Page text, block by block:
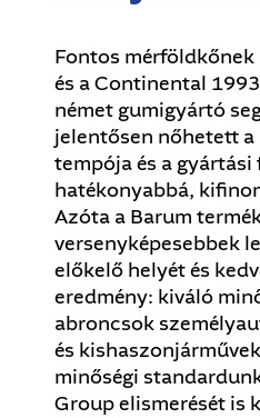
Fontos
és a Continental
német gumigyártó
jelentősen nőhetett a
tempója és a
hatékonyabbá,
Azóta a Barum
versenyképesebbek
előkelő helyét és
eredmény: kiváló
abroncsok
és
minőségi
Group elismerését is